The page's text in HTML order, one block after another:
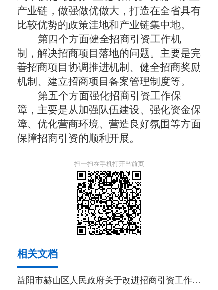
产业链，做强做优做大，打造在全省具有
比较优势的政策洼地和产业链集中地。
第四个方面健全招商引资工作机
制，解决招商项目落地的问题。主要是完
善招商项目协调推进机制、健全招商奖励
机制、建立招商项目备案管理制度等。
第五个方面强化招商引资工作保
障，主要是从加强队伍建设、强化资金保
障、优化营商环境、营造良好氛围等方面
保障招商引资的顺利开展。
扫一扫在手机打开当前页
相关文档
益阳市赫山区人民政府关于改进招商引资工作推进开放型经济高质量发展的若干意见